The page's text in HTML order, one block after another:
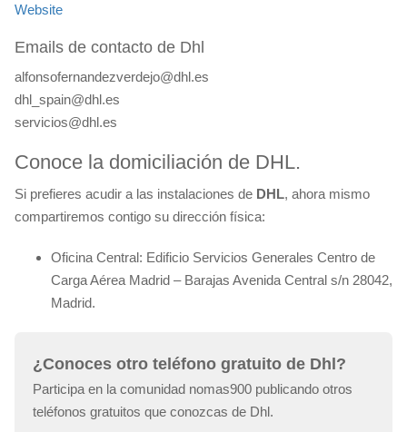
Website
Emails de contacto de Dhl
alfonsofernandezverdejo@dhl.es
dhl_spain@dhl.es
servicios@dhl.es
Conoce la domiciliación de DHL.
Si prefieres acudir a las instalaciones de DHL, ahora mismo
compartiremos contigo su dirección física:
Oficina Central: Edificio Servicios Generales Centro de
Carga Aérea Madrid – Barajas Avenida Central s/n 28042,
Madrid.
¿Conoces otro teléfono gratuito de Dhl?
Participa en la comunidad nomas900 publicando otros
teléfonos gratuitos que conozcas de Dhl.